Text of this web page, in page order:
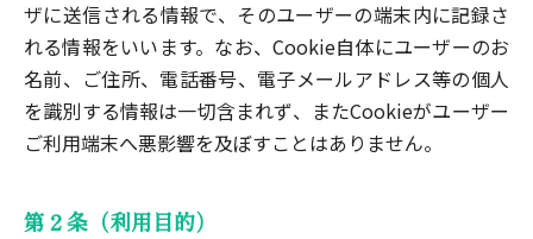
ザに送信される情報で、そのユーザーの端末内に記録さ
れる情報をいいます。なお、Cookie自体にユーザーのお
名前、ご住所、電話番号、電子メールアドレス等の個人
を識別する情報は一切含まれず、またCookieがユーザー
ご利用端末へ悪影響を及ぼすことはありません。
第２条（利用目的）